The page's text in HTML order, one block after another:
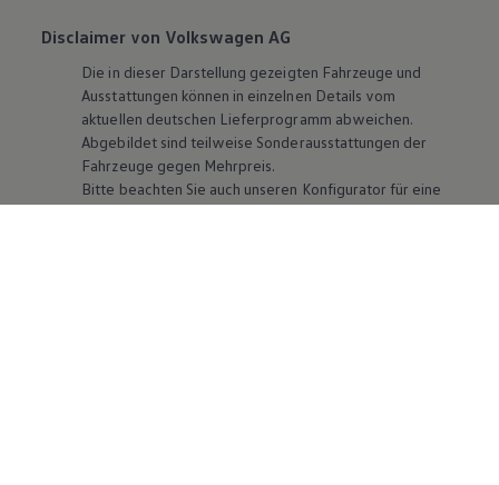
Disclaimer von Volkswagen AG
Die in dieser Darstellung gezeigten Fahrzeuge und
Ausstattungen können in einzelnen Details vom
aktuellen deutschen Lieferprogramm abweichen.
Abgebildet sind teilweise Sonderausstattungen der
Fahrzeuge gegen Mehrpreis.
Bitte beachten Sie auch unseren Konfigurator für eine